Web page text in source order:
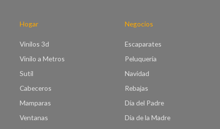
Hogar
Vinilos 3d
Vinilo a Metros
Sutil
Cabeceros
Mamparas
Ventanas
Negocios
Escaparates
Peluquería
Navidad
Rebajas
Día del Padre
Día de la Madre